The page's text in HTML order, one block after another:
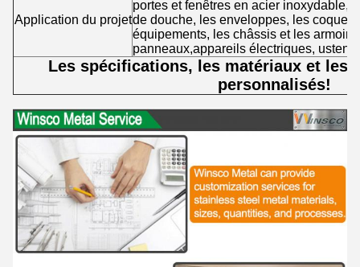
Application du projet
portes et fenêtres en acier inoxydable,
de douche, les enveloppes, les coques
équipements, les châssis et les
panneaux,appareils électriques,
Les spécifications, les matériaux et les
personnalisés!